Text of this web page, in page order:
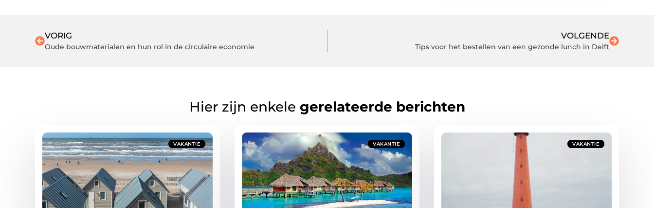
VORIG
Oude bouwmaterialen en hun rol in de circulaire economie
VOLGENDE
Tips voor het bestellen van een gezonde lunch in Delft
Hier zijn enkele gerelateerde berichten
VAKANTIE VAKANTIE VAKANTIE